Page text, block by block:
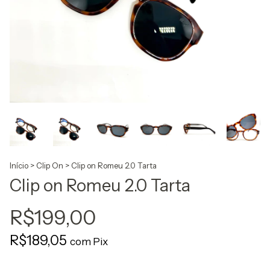
Início > Clip On > Clip on Romeu 2.0 Tarta
Clip on Romeu 2.0 Tarta
R$199,00
R$189,05 com Pix